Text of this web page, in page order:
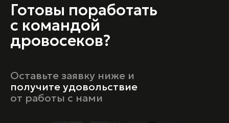
← Назад
Оставьте заявку ниже и
получитеудовольствие
от работы с нами
Готовы поработать
с командой
дровосеков?